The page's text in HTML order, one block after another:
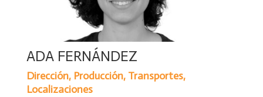
ADA FERNÁNDEZ
Dirección, Producción, Transportes,
Localizaciones